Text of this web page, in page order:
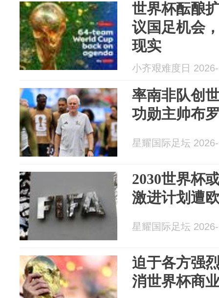
世界杯酝酿
议国足机会
现实
小齐艰难度日
率南非队创
功勋主帅布
星耀国际足坛
2030世界杯
激进计划遭
星耀国际足坛
迫于各方强
消世界杯商